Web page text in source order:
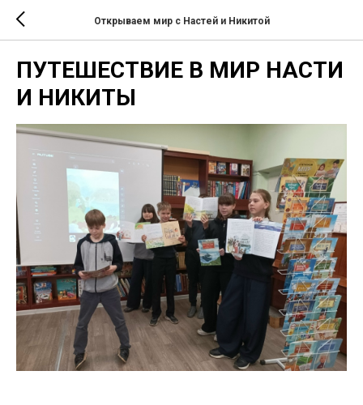
Открываем мир с Настей и Никитой
ПУТЕШЕСТВИЕ В МИР НАСТИ
И НИКИТЫ